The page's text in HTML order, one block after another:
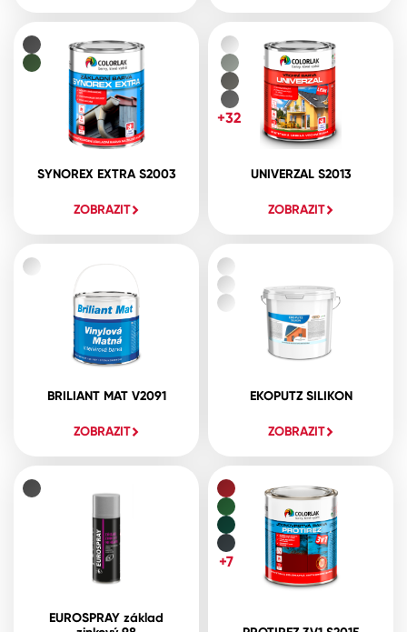
SYNOREX EXTRA S2003
ZOBRAZIT
UNIVERZAL S2013
ZOBRAZIT
+32
BRILIANT MAT V2091
ZOBRAZIT
EKOPUTZ SILIKON
ZOBRAZIT
EUROSPRAY základ
+7